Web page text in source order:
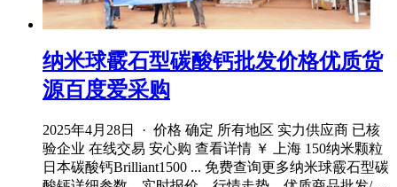
纳米球霰石型碳酸钙批发价格优质货
源百度爱采购
2025年4月28日 · 价格 确定 所有地区 实力供应商 已核
验企业 在线交易 安心购 查看详情 ￥ 上海 150纳米颗粒
日本碳酸钙Brilliant1500 ... 免费查询更多纳米球霰石型碳